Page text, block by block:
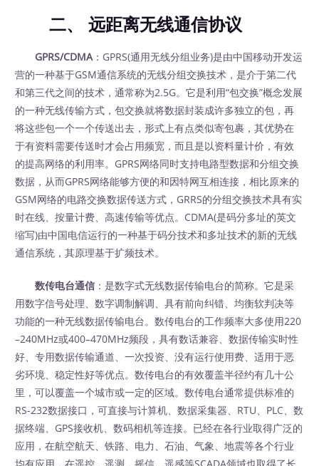
二、 远距离无线通信协议
GPRS/CDMA ：GPRS(通用无线分组业务)是由中国移动开发运
营的一种基于GSM通信系统的无线分组交换技术，是介于第二代
和第三代之间的技术，通常称为2.5G。它是利用“包交换”概念发展
的一种无线传输方式，包交换就将数据封装成许多独立的包，再
将这些包一个一个传送出去，形式上有点类似寄包裹，其优势在
于有资料需要传送时才会占用频宽，而且是以资料量计价，有效
的提高网络的利用率。GPRS网络同时支持电路型数据和分组交换
数据，从而GPRS网络能够方便的和因特网互相连接，相比原来的
GSM网络的电路交换数据传送方式，GRRS的分组交换技术具有实
时在线、按量计费、高速传输等优点。CDMA(是码分多址的英文
缩写)由中国电信运行的一种基于码分技术和多址技术的新的无线
通信系统，其原理基于扩频技术。
数传电台通信 ：是数字式无线数据传输电台的简称。它是采
用数字信号处理、数字调制解调、具有前向纠错、均衡软判决等
功能的一种无线数据传输电台。数传电台的工作频率大多使用220
–240MHz或400–470MHz频段，具有数话兼容、数据传输实时性
好、专用数据传输通道、一次投资、没有运行使用费、适用于恶
劣环境、稳定性好等优点。数传电台的有效覆盖半径约有几十公
里，可以覆盖一个城市或一定的区域。数传电台通常提供标准的
RS-232数据接口，可直接与计算机、数据采集器、RTU、PLC、数
据终端、GPS接收机、数码相机等连接。已经在各行业取得广泛的
应用，在航空航天、铁路、电力、石油、气象、地震等各个行业